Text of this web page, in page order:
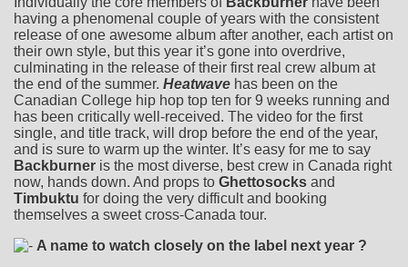
having a phenomenal couple of years with the consistent
release of one awesome album after another, each artist on
their own style, but this year it’s gone into overdrive,
culminating in the release of their first real crew album at
the end of the summer. Heatwave has been on the
Canadian College hip hop top ten for 9 weeks running and
has been critically well-received. The video for the first
single, and title track, will drop before the end of the year,
and is sure to warm up the winter. It’s easy for me to say
Backburner is the most diverse, best crew in Canada right
now, hands down. And props to Ghettosocks and
Timbuktu for doing the very difficult and booking
themselves a sweet cross-Canada tour.
A name to watch closely on the label next year ?